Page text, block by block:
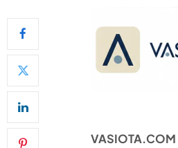
VASIOTA.COM